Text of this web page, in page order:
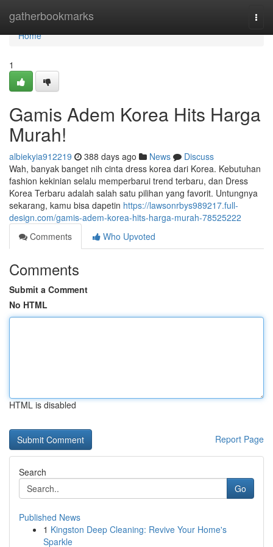
gatherbookmarks
Home
Home
1
Gamis Adem Korea Hits Harga
Murah!
albiekyia912219 388 days ago News
Discuss
Wah, banyak banget nih cinta dress korea dari Korea. Kebutuhan
fashion kekinian selalu memperbarui trend terbaru, dan Dress
Korea Terbaru adalah salah satu pilihan yang favorit. Untungnya
sekarang, kamu bisa dapetin https://lawsonrbys989217.full-
design.com/gamis-adem-korea-hits-harga-murah-78525222
Comments
Who Upvoted
Comments
Submit a Comment
No HTML
HTML is disabled
Report Page
Search
Go
Published News
1 Kingston Deep Cleaning: Revive Your Home's
Sparkle